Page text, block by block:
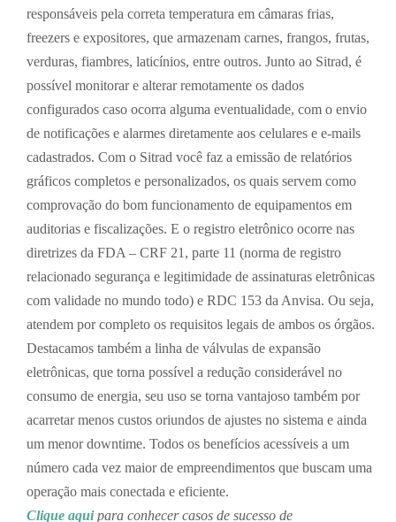
responsáveis pela correta temperatura em câmaras frias,
freezers e expositores, que armazenam carnes, frangos, frutas,
verduras, fiambres, laticínios, entre outros. Junto ao Sitrad, é
possível monitorar e alterar remotamente os dados
configurados caso ocorra alguma eventualidade, com o envio
de notificações e alarmes diretamente aos celulares e e-mails
cadastrados. Com o Sitrad você faz a emissão de relatórios
gráficos completos e personalizados, os quais servem como
comprovação do bom funcionamento de equipamentos em
auditorias e fiscalizações. E o registro eletrônico ocorre nas
diretrizes da FDA – CRF 21, parte 11 (norma de registro
relacionado segurança e legitimidade de assinaturas eletrônicas
com validade no mundo todo) e RDC 153 da Anvisa. Ou seja,
atendem por completo os requisitos legais de ambos os órgãos.
Destacamos também a linha de válvulas de expansão
eletrônicas, que torna possível a redução considerável no
consumo de energia, seu uso se torna vantajoso também por
acarretar menos custos oriundos de ajustes no sistema e ainda
um menor downtime. Todos os benefícios acessíveis a um
número cada vez maior de empreendimentos que buscam uma
operação mais conectada e eficiente.
Clique aquipara conhecer casos de sucesso de